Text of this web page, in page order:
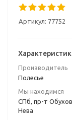
Артикул: 77752
Производитель
Полесье
Мы находимся
СПб, пр-т
Нева